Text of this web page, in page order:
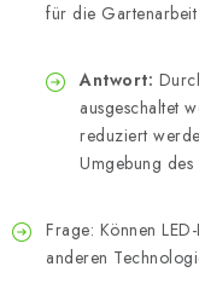
für die
Antwort:
ausgeschaltet
reduziert
Umgebung des
Frage: Können
anderen